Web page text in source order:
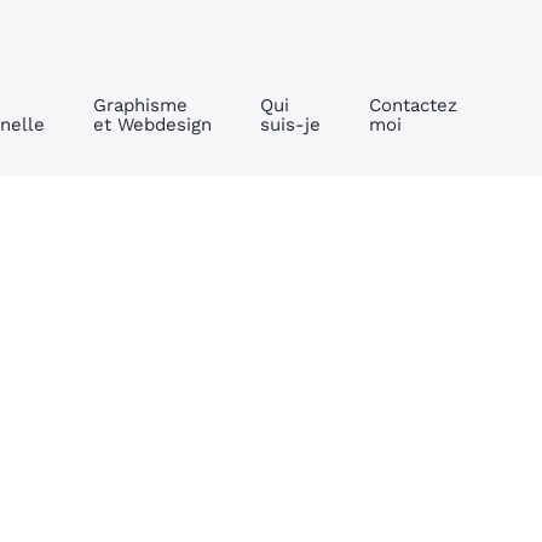
Graphisme
et Webdesign
Qui
suis-je
Contactez
moi